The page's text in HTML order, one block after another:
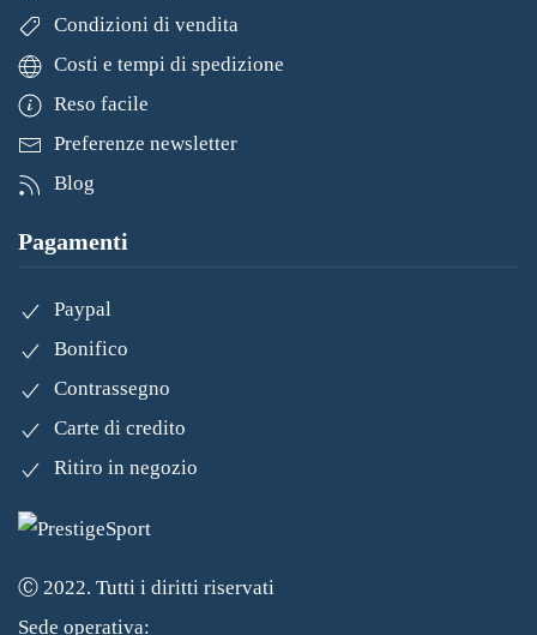
Condizioni di vendita
Costi e tempi di spedizione
Reso facile
Preferenze newsletter
Blog
Pagamenti
Paypal
Bonifico
Contrassegno
Carte di credito
Ritiro in negozio
Ⓒ 2022. Tutti i diritti riservati
Sede operativa: